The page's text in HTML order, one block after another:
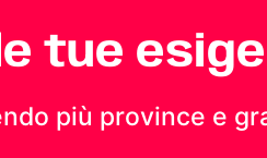
tue
più province e